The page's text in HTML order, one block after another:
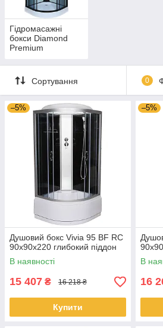
Гідромасажні
бокси Diamond
Premium
Сортування 0
–5%
Душовий бокс Vivia 95 BF RC
90х90х220 глибокий піддон
В наявності
15 407 ₴ 16 218 ₴
Купити
–5%
В
16